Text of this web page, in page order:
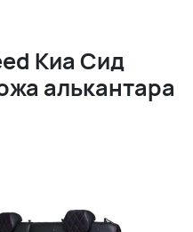
Киа Сид
алькантара